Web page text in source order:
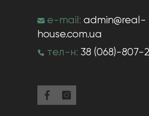
e-mail: admin@real-
house.com.ua
тел-н: 38 (068)-807-